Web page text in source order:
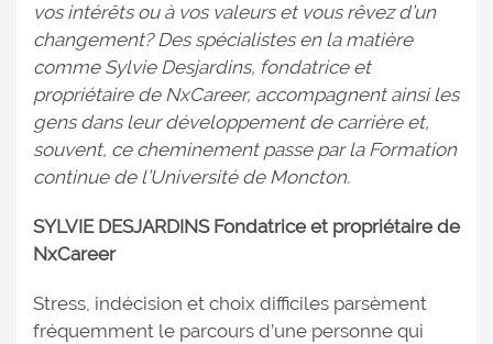
vos intérêts ou à vos valeurs et vous rêvez d’un
changement? Des spécialistes en la matière
comme Sylvie Desjardins, fondatrice et
propriétaire de NxCareer, accompagnent ainsi les
gens dans leur développement de carrière et,
souvent, ce cheminement passe par la Formation
continue de l’Université de Moncton.
SYLVIE DESJARDINS Fondatrice et propriétaire de
NxCareer
Stress, indécision et choix difficiles parsèment
fréquemment le parcours d’une personne qui